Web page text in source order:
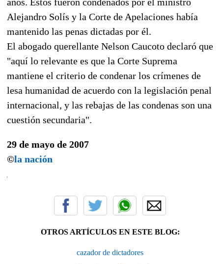
Alejandro Solís y la Corte de Apelaciones había
mantenido las penas dictadas por él.
El abogado querellante Nelson Caucoto declaró que
"aquí lo relevante es que la Corte Suprema
mantiene el criterio de condenar los crímenes de
lesa humanidad de acuerdo con la legislación penal
internacional, y las rebajas de las condenas son una
cuestión secundaria".
29 de mayo de 2007
©la nación
OTROS ARTÍCULOS EN ESTE BLOG:
cazador de dictadores